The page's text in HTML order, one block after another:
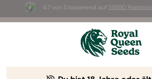
4.7 von 5 basierend auf 58690
3 White Widow Auto Samen